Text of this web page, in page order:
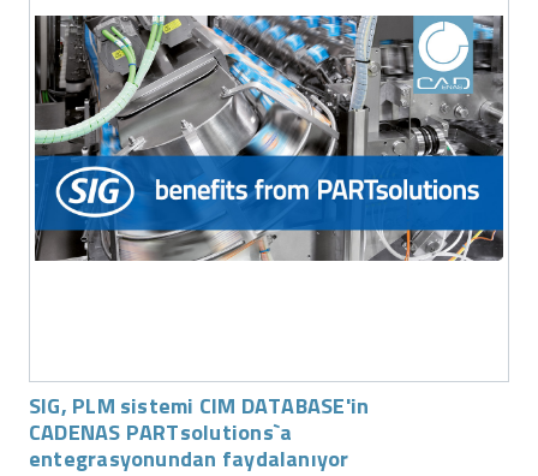
SIG, PLM sistemi CIM DATABASE'in
CADENAS PARTsolutions`a
entegrasyonundan faydalanıyor